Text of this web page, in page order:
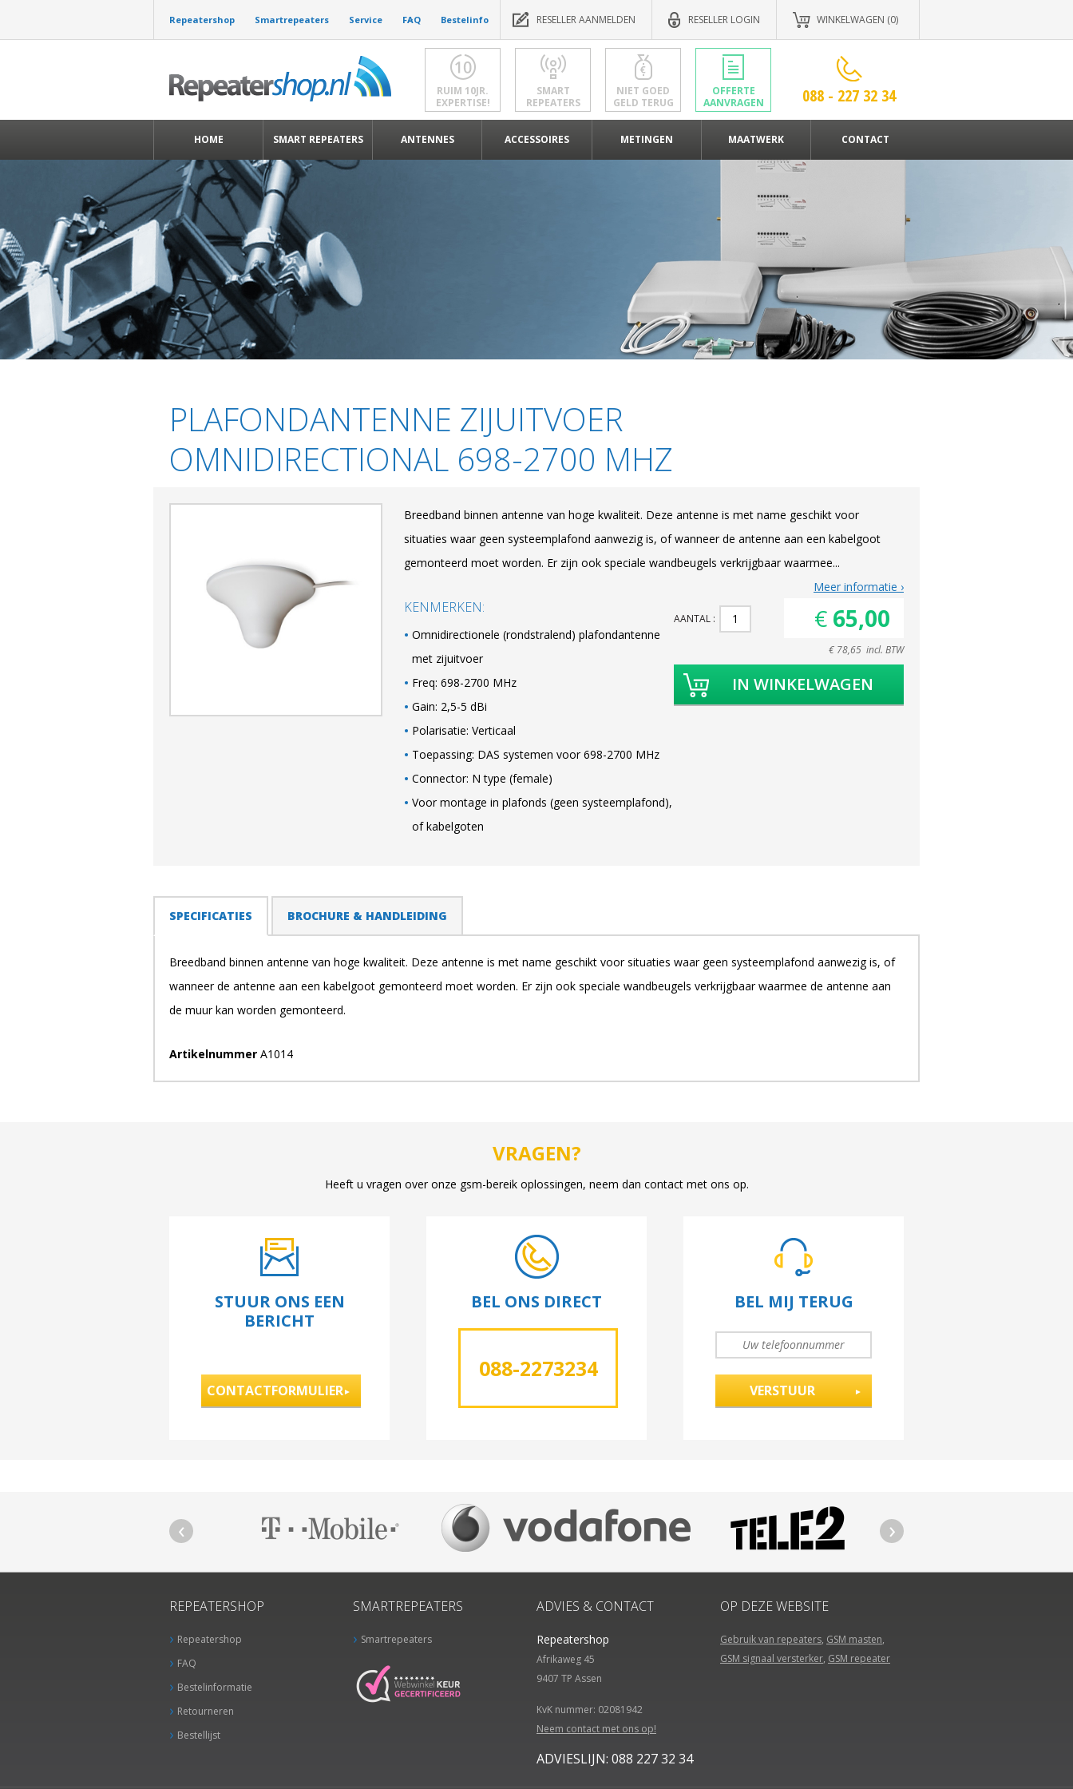
Repeatershop Smartrepeaters Service FAQ Bestelinfo WINKELWAGEN (0)
RESELLER AANMELDEN RESELLER LOGIN
RUIM 10JR.
EXPERTISE!
SMART
REPEATERS
NIET GOED
GELD TERUG
OFFERTE
AANVRAGEN
088 - 227 32 34
HOME SMART REPEATERS ANTENNES ACCESSOIRES METINGEN MAATWERK CONTACT
PLAFONDANTENNE ZIJUITVOER
OMNIDIRECTIONAL 698-2700 MHZ
Breedband binnen antenne van hoge kwaliteit. Deze antenne is met name geschikt voor
situaties waar geen systeemplafond aanwezig is, of wanneer de antenne aan een kabelgoot
gemonteerd moet worden. Er zijn ook speciale wandbeugels verkrijgbaar waarmee...
Meer informatie
KENMERKEN:
Omnidirectionele (rondstralend) plafondantenne
met zijuitvoer
Freq: 698-2700 MHz
Gain: 2,5-5 dBi
Polarisatie: Verticaal
Toepassing: DAS systemen voor 698-2700 MHz
Connector: N type (female)
Voor montage in plafonds (geen systeemplafond),
of kabelgoten
AANTAL € 65,00
€ 78,65 incl. BTW
SPECIFICATIES (ACTIEVEBROCHURE & HANDLEIDING
Breedband binnen antenne van hoge kwaliteit. Deze antenne is met name geschikt voor situaties waar geen systeemplafond aanwezig is, of
wanneer de antenne aan een kabelgoot gemonteerd moet worden. Er zijn ook speciale wandbeugels verkrijgbaar waarmee de antenne aan
de muur kan worden gemonteerd.
Artikelnummer A1014
VRAGEN?
Heeft u vragen over onze gsm-bereik oplossingen, neem dan contact met ons op.
STUUR ONS EEN
BERICHT
CONTACTFORMULIER
BEL ONS DIRECT
088-2273234
BEL MIJ TERUG
UW
TELEFOONNUMMER
*
REPEATERSHOP
Repeatershop
FAQ
Bestelinformatie
Retourneren
Bestellijst
SMARTREPEATERS
Smartrepeaters
ADVIES & CONTACT
Repeatershop
Afrikaweg 45
9407 TP Assen
KvK nummer: 02081942
Neem contact met ons op!
ADVIESLIJN: 088 227 32 34
OP DEZE WEBSITE
Gebruik van repeaters, GSM masten,
GSM signaal versterker, GSM repeater